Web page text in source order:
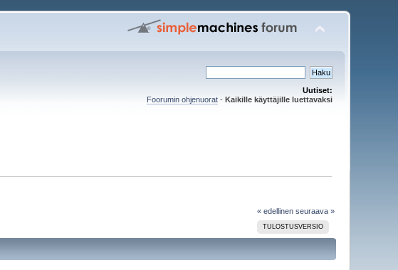
Uutiset:
Foorumin ohjenuorat- Kaikille käyttäjille luettavaksi
« edellinen seuraava »
TULOSTUSVERSIO